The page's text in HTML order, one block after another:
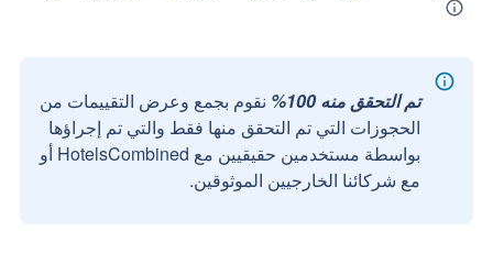
تم التحقق منه 100%
نقوم بجمع وعرض التقييمات من
الحجوزات التي تم التحقق منها فقط والتي تم إجراؤها
بواسطة مستخدمين حقيقيين مع HotelsCombined أو
مع شركائنا الخارجيين الموثوقين.